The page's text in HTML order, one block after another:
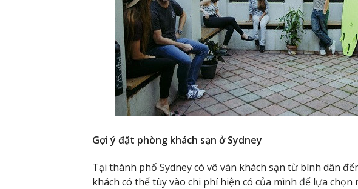
Gợi ý đặt phòng khách sạn ở Sydney
Tại thành phố Sydney có vô vàn khách sạn từ bình dân
khách có thể tùy vào chi phí hiện có của mình để lựa